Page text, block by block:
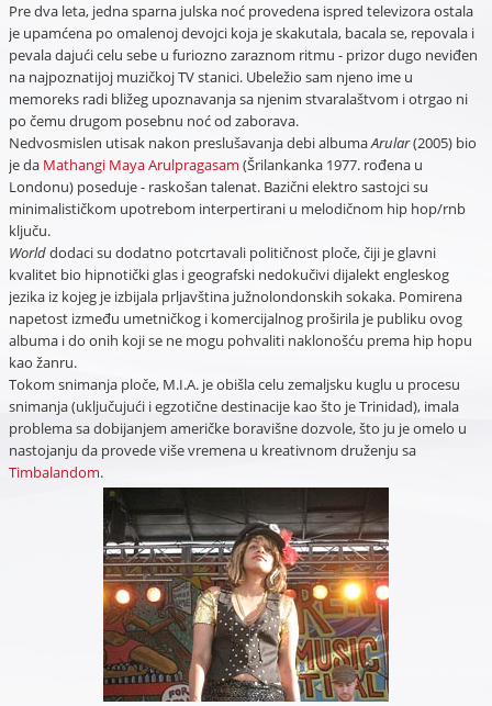
Pre dva leta, jedna sparna julska noć provedena ispred televizora ostala
je upamćena po omalenoj devojci koja je skakutala, bacala se, repovala i
pevala dajući celu sebe u furiozno zaraznom ritmu - prizor dugo neviđen
na najpoznatijoj muzičkoj TV stanici. Ubeležio sam njeno ime u
memoreks radi bližeg upoznavanja sa njenim stvaralaštvom i otrgao ni
po čemu drugom posebnu noć od zaborava.
Nedvosmislen utisak nakon preslušavanja debi albumaArular(2005) bio
je da Mathangi Maya Arulpragasam (Šrilankanka 1977. rođena u
Londonu) poseduje - raskošan talenat. Bazični elektro sastojci su
minimalističkom upotrebom interpertirani u melodičnom hip hop/rnb
ključu.
Worlddodaci su dodatno potcrtavali političnost ploče, čiji je glavni
kvalitet bio hipnotički glas i geografski nedokučivi dijalekt engleskog
jezika iz kojeg je izbijala prljavština južnolondonskih sokaka. Pomirena
napetost između umetničkog i komercijalnog proširila je publiku ovog
albuma i do onih koji se ne mogu pohvaliti naklonošću prema hip hopu
kao žanru.
Tokom snimanja ploče, M.I.A. je obišla celu zemaljsku kuglu u procesu
snimanja (uključujući i egzotične destinacije kao što je Trinidad), imala
problema sa dobijanjem američke boravišne dozvole, što ju je omelo u
nastojanju da provede više vremena u kreativnom druženju sa
Timbalandom.